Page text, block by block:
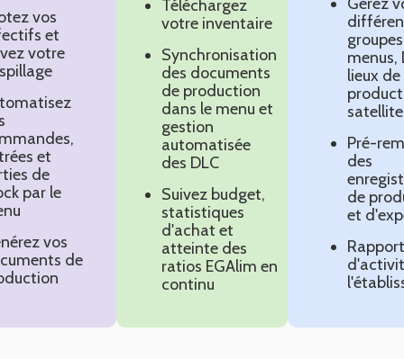
vos
et
votre
et
de
par le
vos
de
Téléchargez
votre inventaire
Synchronisation
des documents
de production
dans le menu et
gestion
automatisée
des DLC
Suivez budget,
statistiques
d'achat et
atteinte des
ratios EGAlim en
continu
menus,
lieux de
Pré-
des
de
et